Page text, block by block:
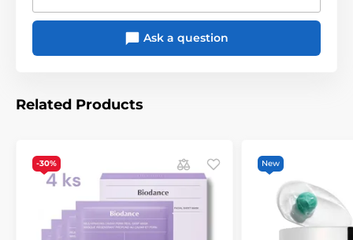
Ask a question
Related Products
-30% New